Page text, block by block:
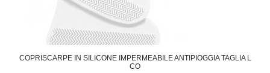
COPRISCARPE IN SILICONE IMPERMEABILE ANTIPIOGGIA TAGLIA L
CO